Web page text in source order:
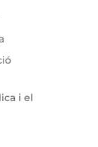
i el